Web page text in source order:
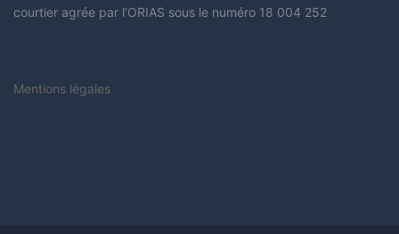
courtier agrée par l’ORIAS sous le numéro 18 004 252
Mentions légales